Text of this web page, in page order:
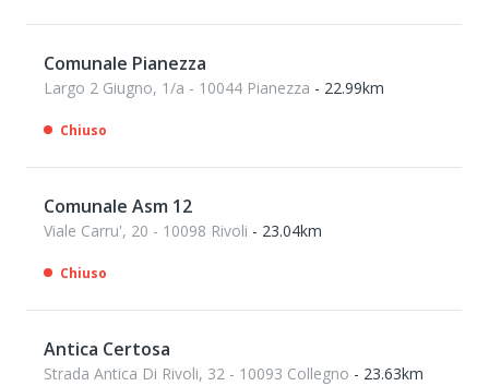
Comunale Pianezza
Largo 2 Giugno, 1/a - 10044 Pianezza - 22.99km
Chiuso
Comunale Asm 12
Viale Carru', 20 - 10098 Rivoli - 23.04km
Chiuso
Antica Certosa
Strada Antica Di Rivoli, 32 - 10093 Collegno - 23.63km